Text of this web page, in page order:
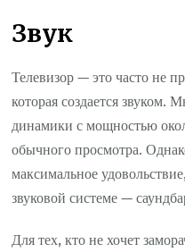
Звук
Телевизор — это часто не
которая создается
динамики с мощностью
обычного просмотра.
максимальное
звуковой системе —
Для тех, кто не хочет